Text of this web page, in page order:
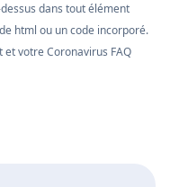
dans tout élément
html ou un code incorporé.
votre Coronavirus FAQ